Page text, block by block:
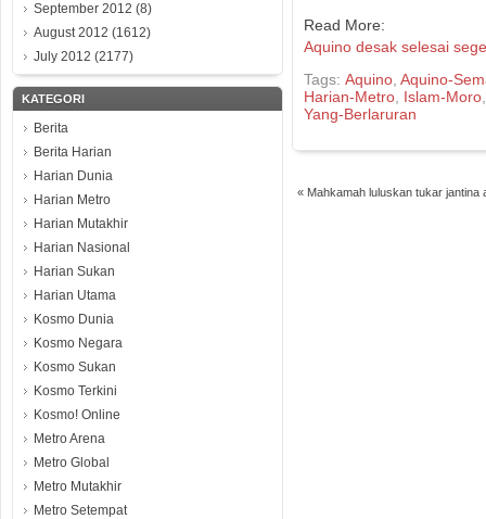
September 2012 (8)
August 2012 (1612)
July 2012 (2177)
KATEGORI
Berita
Berita Harian
Harian Dunia
Harian Metro
Harian Mutakhir
Harian Nasional
Harian Sukan
Harian Utama
Kosmo Dunia
Kosmo Negara
Kosmo Sukan
Kosmo Terkini
Kosmo! Online
Metro Arena
Metro Global
Metro Mutakhir
Metro Setempat
Read More:
Aquino desak selesai
Tags: Aquino Aquino-
Harian-Metro Islam-Moro
Yang-Berlaruran
« Mahkamah luluskan tukar jantina